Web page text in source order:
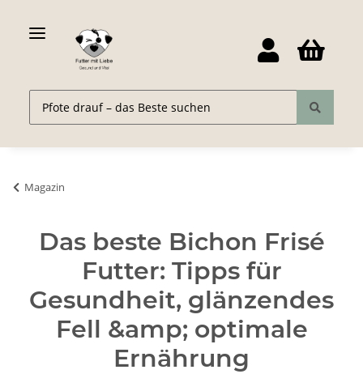
Magazin
Das beste Bichon Frisé
Futter: Tipps für
Gesundheit, glänzendes
Fell &amp; optimale
Ernährung